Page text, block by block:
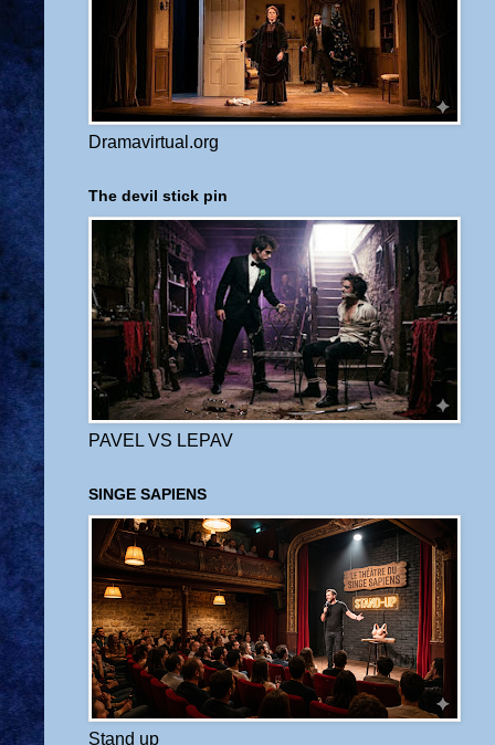
Dramavirtual.org
The devil stick pin
PAVEL VS LEPAV
SINGE SAPIENS
Stand up